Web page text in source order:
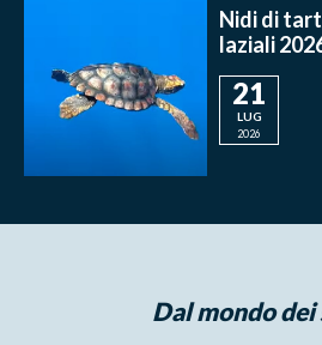
Nidi di
laziali
21
LUG
2026
Dal mondo dei